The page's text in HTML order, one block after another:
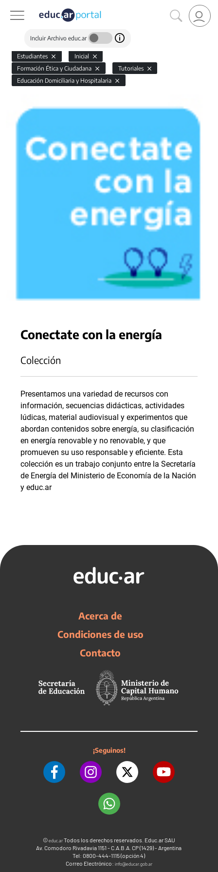
Incluir Archivo educ.ar
Estudiantes
Inicial
Formación Ética y Ciudadana
Tutoriales
Educación Domiciliaria y Hospitalaria
Conectate con la energía
Colección
Presentamos una variedad de recursos con
información, secuencias didácticas, actividades
lúdicas, material audiovisual y experimentos que
abordan contenidos sobre energía, su clasificación
en energía renovable y no renovable, y que
promueven su uso responsable y eficiente. Esta
colección es un trabajo conjunto entre la Secretaría
de Energía del Ministerio de Economía de la Nación
y educ.ar
Acerca de
Condiciones de uso
Contacto
¡Seguinos!
©educ.arTodos los derechos reservados. Educ.ar SAU
Av. Comodoro Rivadavia 1151 - C.A.B.A. CP (1429) - Argentina
Tel: 0800-444-1115 (opción 4)
Correo Electrónico: info@educar.gob.ar